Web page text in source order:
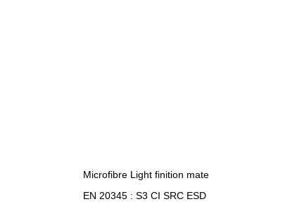
Microfibre Light finition mate
EN 20345 : S3 CI SRC ESD